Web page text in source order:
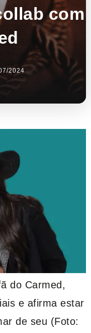
com
2024
do Carmed,
e afirma estar
de seu (Foto: